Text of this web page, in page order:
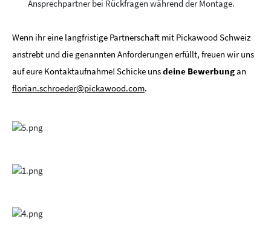
Ansprechpartner bei Rückfragen während der Montage.
Wenn ihr eine langfristige Partnerschaft mit Pickawood Schweiz
anstrebt und die genannten Anforderungen erfüllt, freuen wir uns
auf eure Kontaktaufnahme! Schicke unsdeine Bewerbungan
florian.schroeder@pickawood.com.